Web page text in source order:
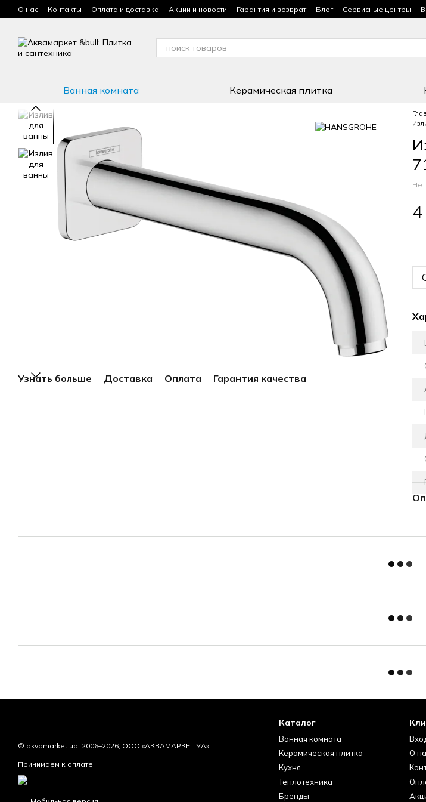
Перейти к основному контенту
О нас Контакты Оплата и доставка Акции и новости Гарантия и возврат Блог Сервисные центры
Условия использования сайта
Ванная комната Керамическая плитка
Узнать больше Доставка Оплата Гарантия качества
© akvamarket.ua, 2006–2026, ООО «АКВАМАРКЕТ.УА»
Принимаем к оплате
Каталог
Ванная комната
Керамическая плитка
Кухня
Теплотехника
Бренды
О